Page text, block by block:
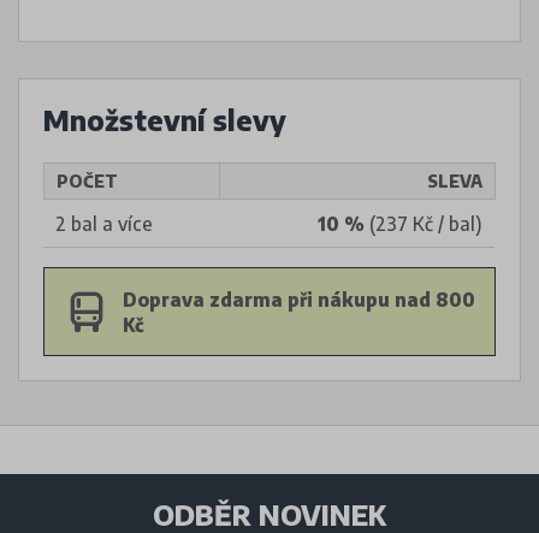
Množstevní slevy
POČET SLEVA
2 bal a více 10 % (237 Kč / bal)
Doprava zdarma při nákupu nad 800
Kč
ODBĚR NOVINEK